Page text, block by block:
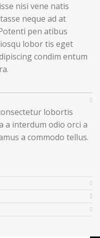
nisi vene natis
neque ad at
pen atibus
lobor tis eget
condim entum
lobortis
a interdum odio orci a
a commodo tellus.